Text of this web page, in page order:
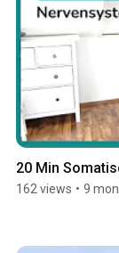
20 Min
162 views • 9